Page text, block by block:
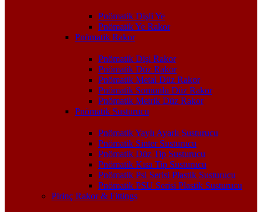
Pnömatik Dişli Ye
Pnömatik Ye Rakor
Pnömatik Rakor
Pnömatik Dişi Rakor
Pnömatik Düz Rakor
Pnömatik Metal Düz Rakor
Pnömatik Somunlu Düz Rakor
Pnömatik Metrik Düz Rakor
Pnömatik Susturucu
Pnömatik Yaylı Ayarlı Susturucu
Pnömatik Sinter Susturucu
Pnömatik Düz Tip Susturucu
Pnömatik Kısa Tip Susturucu
Pnömatik Psl Serisi Plastik Susturucu
Pnömatik PSU Serisi Plastik Susturucu
Pirinç Rakor & Fittings